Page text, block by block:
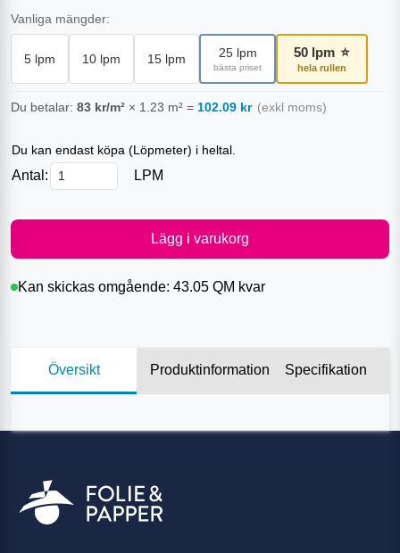
Vanliga mängder:
5 lpm 10 lpm 15 lpm 25lpm
bästa priset
50 lpm ⭐
hela rullen
Du betalar: 83 kr/m² × 1.23 m² = 102.09 kr (exkl moms)
Du kan endast köpa (Löpmeter) i heltal.
Antal: LPM
Lägg i varukorg
Kan skickas omgående: 43.05 QM kvar
Översikt Produktinformation Specifikation